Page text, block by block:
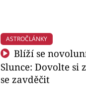
ASTROČLÁNKY
Blíží se
Slunce: Dovolte si
se zavděčit